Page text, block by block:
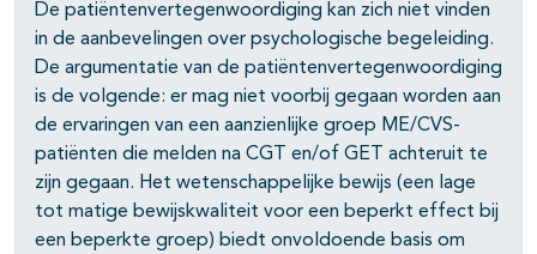
De patiëntenvertegenwoordiging kan zich niet vinden
in de aanbevelingen over psychologische begeleiding.
De argumentatie van de patiëntenvertegenwoordiging
is de volgende: er mag niet voorbij gegaan worden aan
de ervaringen van een aanzienlijke groep ME/CVS-
patiënten die melden na CGT en/of GET achteruit te
zijn gegaan. Het wetenschappelijke bewijs (een lage
tot matige bewijskwaliteit voor een beperkt effect bij
een beperkte groep) biedt onvoldoende basis om